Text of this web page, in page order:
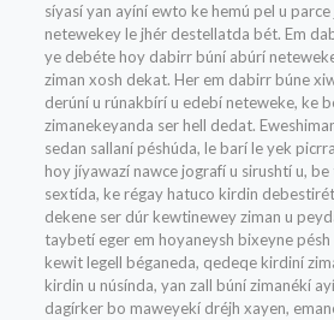
síyasí yan ayíní ewto ke hemú pel u
netewekey le jhér destellatda bét. Em
ye debéte hoy dabirr búní abúrí
ziman xosh dekat. Her em dabirr búne
derúní u rúnakbírí u edebí neteweke, ke
zimanekeyanda ser hell dedat.
sedan sallaní péshúda, le barí le yek
hoy jíyawazí nawce jografí u sirushtí u,
sextída, ke régay hatuco kirdin
dekene ser dúr kewtinewey ziman u
taybetí eger em hoyaneysh bixeyne pésh
kewit legell béganeda, qedeqe kirdiní
kirdin u núsínda, yan zall búní zimanékí
dagírker bo maweyekí dréjh xayen,